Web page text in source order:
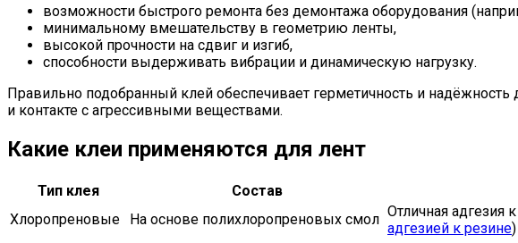
возможности быстрого ремонта без демонтажа оборудования
минимальному вмешательству в геометрию ленты,
высокой прочности на сдвиг и изгиб,
способности выдерживать вибрации и динамическую нагрузку.
Правильно подобранный клей обеспечивает герметичность и
и контакте с агрессивными веществами.
Какие клеи применяются для лент
Тип клея Состав
Хлоропреновые
На основе полихлоропреновых смол Отличная адгезия
адгезией к резине)